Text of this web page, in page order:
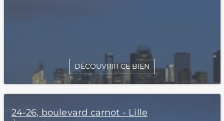
DÉCOUVRIR CE BIEN
24-26, boulevard carnot - Lille